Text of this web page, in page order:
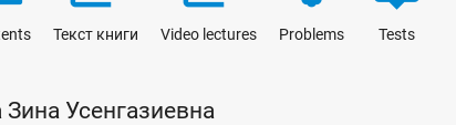
Текст книги Video lectures Problems Tests
Усенгазиевна